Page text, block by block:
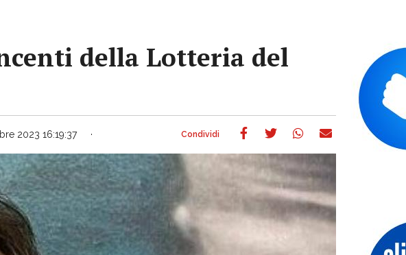
della Lotteria del
2023 16:19:37